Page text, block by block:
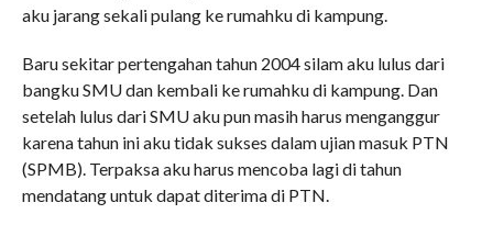
aku jarang sekali pulang ke rumahku di kampung.
Baru sekitar pertengahan tahun 2004 silam aku lulus dari
bangku SMU dan kembali ke rumahku di kampung. Dan
setelah lulus dari SMU aku pun masih harus menganggur
karena tahun ini aku tidak sukses dalam ujian masuk PTN
(SPMB). Terpaksa aku harus mencoba lagi di tahun
mendatang untuk dapat diterima di PTN.